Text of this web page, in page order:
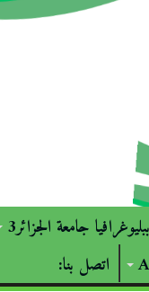
ببليوغرافيا جامعة الجزائر3
اتصل بنا: